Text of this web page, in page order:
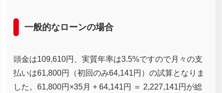
一般的なローンの場合
頭金は109,610円、実質年率は3.5%ですので月々の支
払いは61,800円（初回のみ64,141円）の試算となりま
した。61,800円×35月 + 64,141円 ＝ 2,227,141円が総